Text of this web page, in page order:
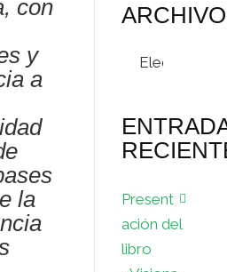
con
y
a
la
Present
ación del
libro